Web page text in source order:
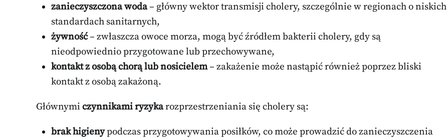
zanieczyszczona woda– główny wektor transmisji cholery, szczególnie w regionach o niskich
standardach sanitarnych,
żywność– zwłaszcza owoce morza, mogą być źródłem bakterii cholery, gdy są
nieodpowiednio przygotowane lub przechowywane,
kontakt z osobą chorą lub nosicielem– zakażenie może nastąpić również poprzez bliski
kontakt z osobą zakażoną.
Głównymi czynnikami ryzykarozprzestrzeniania się cholery są:
brak higienypodczas przygotowywania posiłków, co może prowadzić do zanieczyszczenia